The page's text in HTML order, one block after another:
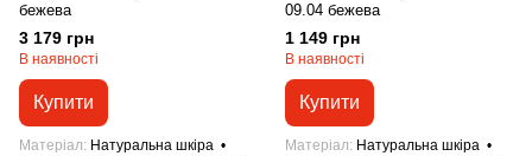
бежева
3 179 грн
В наявності
Купити
Матеріал
Натуральна шкіра
09.04 бежева
1 149 грн
В наявності
Купити
Матеріал
Натуральна шкіра